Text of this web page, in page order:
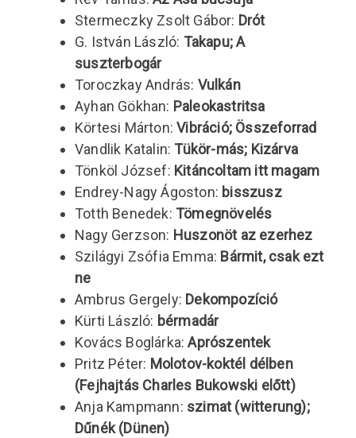
Stermeczky Zsolt Gábor: Drót
G. István László: Takapu; A
suszterbogár
Toroczkay András: Vulkán
Ayhan Gökhan: Paleokastritsa
Körtesi Márton:Vibráció; Összeforrad
Vandlik Katalin: Tükör-más; Kizárva
Tönköl József: Kitáncoltam itt magam
Endrey-Nagy Ágoston: bisszusz
Totth Benedek: Tömegnövelés
Nagy Gerzson: Huszonöt az ezerhez
Szilágyi Zsófia Emma: Bármit, csak ezt
ne
Ambrus Gergely: Dekompozíció
Kürti László: bérmadár
Kovács Boglárka:Aprószentek
Pritz Péter: Molotov-koktél délben
(Fejhajtás Charles Bukowski előtt)
Anja Kampmann: szimat (witterung);
Dűnék (Dünen)